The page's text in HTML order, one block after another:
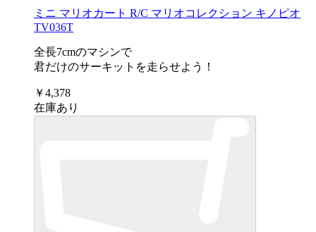
ミニ マリオカート R/C マリオコレクション キノピオ
TV036T
全長7cmのマシンで
君だけのサーキットを走らせよう！
￥4,378
在庫あり